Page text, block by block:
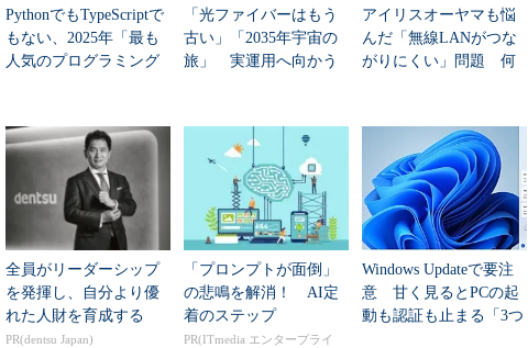
動しました。
ル識別エラー。詳細はアラート・ログをチェックしてください。
データファイル
びデータファイルは、OPEN時に読み込まれ、データベースが
なります。REDOログファイルまたはデータファイルが損失して
ル、REDOログファイル、データファイルの整合性が取れていない
て、MOUNTは可能ですがデータベースのオープンができません。
PythonでもTypeScriptで
もない、2025年「最も
人気のプログラミング
「光ファイバーはもう
古い」「2035年宇宙の
旅」 実運用へ向かう
アイリスオーヤマも悩
んだ「無線LANがつな
がりにくい」問題 何
全員がリーダーシップ
を発揮し、自分より優
れた人財を育成する
PR(dentsu Japan)
「プロンプトが面倒」
の悲鳴を解消！ AI定
着のステップ
PR(ITmedia エンタープライ
Windows Updateで要注
意 甘く見るとPCの起
動も認証も止まる「3つ